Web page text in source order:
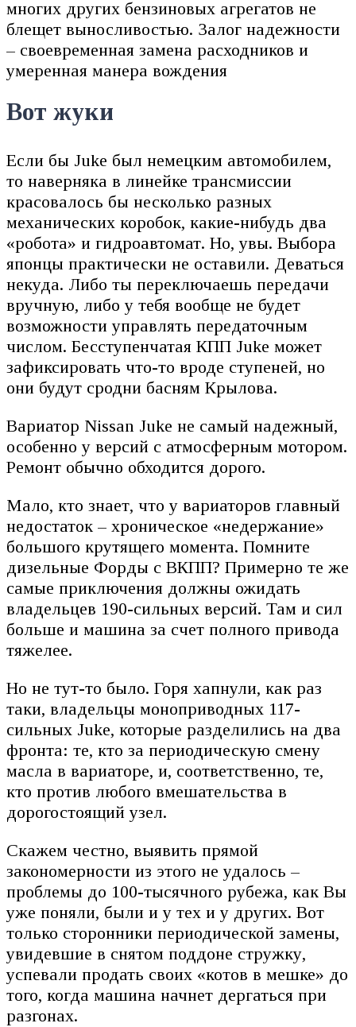
многих других бензиновых агрегатов не
блещет выносливостью. Залог надежности
– своевременная замена расходников и
умеренная манера вождения
Вот жуки
Если бы Juke был немецким автомобилем,
то наверняка в линейке трансмиссии
красовалось бы несколько разных
механических коробок, какие-нибудь два
«робота» и гидроавтомат. Но, увы. Выбора
японцы практически не оставили. Деваться
некуда. Либо ты переключаешь передачи
вручную, либо у тебя вообще не будет
возможности управлять передаточным
числом. Бесступенчатая КПП Juke может
зафиксировать что-то вроде ступеней, но
они будут сродни басням Крылова.
Вариатор Nissan Juke не самый надежный,
особенно у версий с атмосферным мотором.
Ремонт обычно обходится дорого.
Мало, кто знает, что у вариаторов главный
недостаток – хроническое «недержание»
большого крутящего момента. Помните
дизельные Форды с ВКПП? Примерно те же
самые приключения должны ожидать
владельцев 190-сильных версий. Там и сил
больше и машина за счет полного привода
тяжелее.
Но не тут-то было. Горя хапнули, как раз
таки, владельцы моноприводных 117-
сильных Juke, которые разделились на два
фронта: те, кто за периодическую смену
масла в вариаторе, и, соответственно, те,
кто против любого вмешательства в
дорогостоящий узел.
Скажем честно, выявить прямой
закономерности из этого не удалось –
проблемы до 100-тысячного рубежа, как Вы
уже поняли, были и у тех и у других. Вот
только сторонники периодической замены,
увидевшие в снятом поддоне стружку,
успевали продать своих «котов в мешке» до
того, когда машина начнет дергаться при
разгонах.